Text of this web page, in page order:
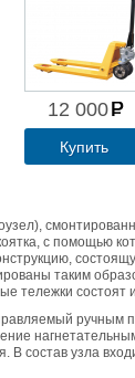
12 000
Купить
с помощью
таким
тележки состоят
ручным
В состав узла